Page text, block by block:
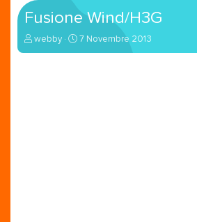
Fusione Wind/H3G
A
u
webby
D
a
7 Novembre 2013